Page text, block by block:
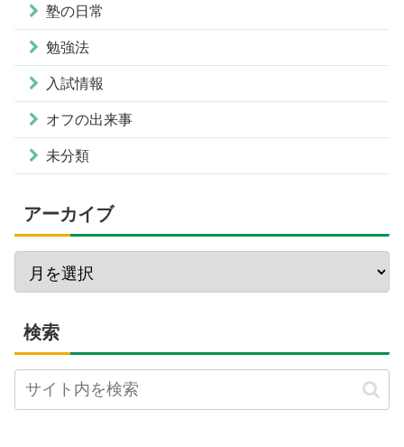
塾の日常
勉強法
入試情報
オフの出来事
未分類
アーカイブ
検索